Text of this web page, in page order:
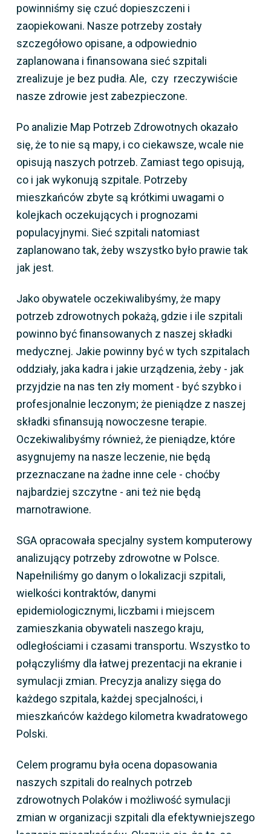
powinniśmy się czuć dopieszczeni i
zaopiekowani. Nasze potrzeby zostały
szczegółowo opisane, a odpowiednio
zaplanowana i finansowana sieć szpitali
zrealizuje je bez pudła. Ale, czy rzeczywiście
nasze zdrowie jest zabezpieczone.
Po analizie Map Potrzeb Zdrowotnych okazało
się, że to nie są mapy, i co ciekawsze, wcale nie
opisują naszych potrzeb. Zamiast tego opisują,
co i jak wykonują szpitale. Potrzeby
mieszkańców zbyte są krótkimi uwagami o
kolejkach oczekujących i prognozami
populacyjnymi. Sieć szpitali natomiast
zaplanowano tak, żeby wszystko było prawie tak
jak jest.
Jako obywatele oczekiwalibyśmy, że mapy
potrzeb zdrowotnych pokażą, gdzie i ile szpitali
powinno być finansowanych z naszej składki
medycznej. Jakie powinny być w tych szpitalach
oddziały, jaka kadra i jakie urządzenia, żeby - jak
przyjdzie na nas ten zły moment - być szybko i
profesjonalnie leczonym; że pieniądze z naszej
składki sfinansują nowoczesne terapie.
Oczekiwalibyśmy również, że pieniądze, które
asygnujemy na nasze leczenie, nie będą
przeznaczane na żadne inne cele - choćby
najbardziej szczytne - ani też nie będą
marnotrawione.
SGA opracowała specjalny system komputerowy
analizujący potrzeby zdrowotne w Polsce.
Napełniliśmy go danym o lokalizacji szpitali,
wielkości kontraktów, danymi
epidemiologicznymi, liczbami i miejscem
zamieszkania obywateli naszego kraju,
odległościami i czasami transportu. Wszystko to
połączyliśmy dla łatwej prezentacji na ekranie i
symulacji zmian. Precyzja analizy sięga do
każdego szpitala, każdej specjalności, i
mieszkańców każdego kilometra kwadratowego
Polski.
Celem programu była ocena dopasowania
naszych szpitali do realnych potrzeb
zdrowotnych Polaków i możliwość symulacji
zmian w organizacji szpitali dla efektywniejszego